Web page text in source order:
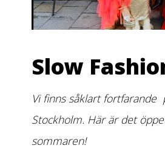
Slow
Vi finns såklart fortfarande
Stockholm. Här är det
sommaren!